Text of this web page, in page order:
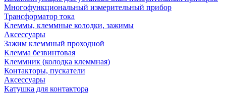
Многофункциональный измерительный прибор
Трансформатор тока
Клеммы, клеммные колодки, зажимы
Аксессуары
Зажим клеммный проходной
Клемма безвинтовая
Клеммник (колодка клеммная)
Контакторы, пускатели
Аксессуары
Катушка для контактора